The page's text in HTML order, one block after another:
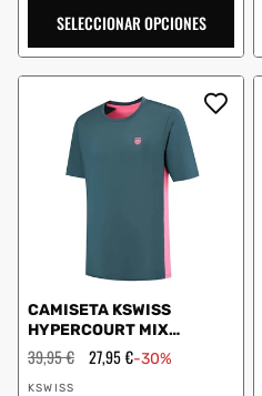
SELECCIONAR OPCIONES
CAMISETA KSWISS
HYPERCOURT MIX
MELANGE CREW ROSA
Precio
habitual
39,95 € Precio
de
27,95 €-30%
Proveedor:
KSWISS